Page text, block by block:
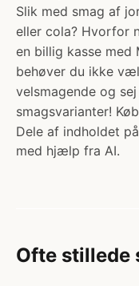
Slik med smag af
eller cola? Hvorfor
en billig kasse med
behøver du ikke
velsmagende og
smagsvarianter!
Dele af indholdet
med hjælp fra AI.
Ofte stillede